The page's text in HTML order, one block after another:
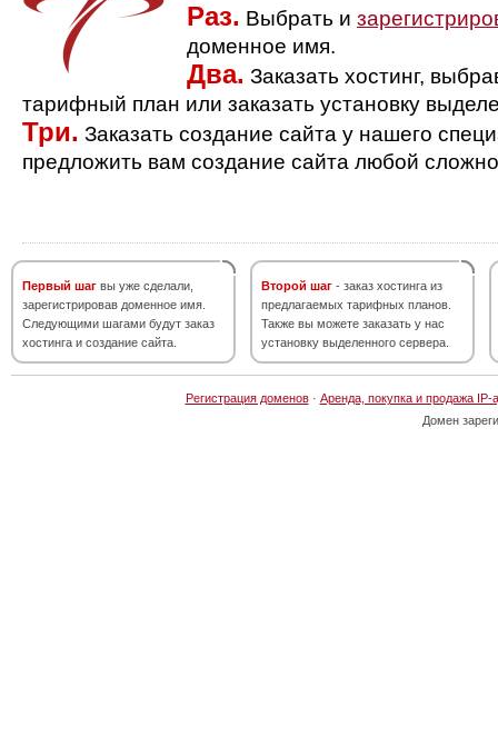
Раз. Выбрать и
доменное имя.
Два. Заказать хостинг,
тарифный план или заказать установку
Три. Заказать создание сайта у нашего
предложить вам создание сайта любой
Первый шаг вы уже сделали,
зарегистрировав доменное имя.
Следующими шагами будут заказ
хостинга и создание сайта.
Второй шаг - заказ хостинга из
предлагаемых тарифных планов.
Также вы можете заказать у нас
установку выделенного сервера.
Регистрация доменов· Аренда, покупка и продажа IP-
Домен